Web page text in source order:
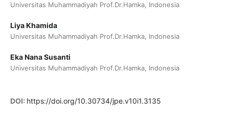
Universitas Muhammadiyah Prof.Dr.Hamka, Indonesia
Liya Khamida
Universitas Muhammadiyah Prof.Dr.Hamka, Indonesia
Eka Nana Susanti
Universitas Muhammadiyah Prof.Dr.Hamka, Indonesia
DOI: https://doi.org/10.30734/jpe.v10i1.3135